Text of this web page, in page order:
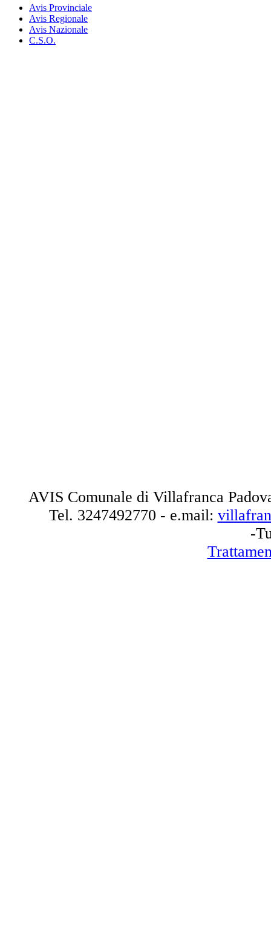
Avis Provinciale
Avis Regionale
Avis Nazionale
C.S.O.
AVIS Comunale di Villafranca
Tel. 3247492770 - e.mail:
-